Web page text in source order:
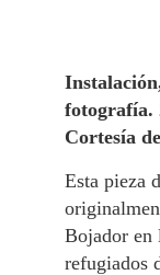
fotografía.
Cortesía
Esta pieza
Bojador en
refugiados